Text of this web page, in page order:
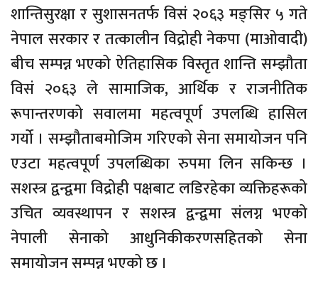
शान्तिसुरक्षा र सुशासनतर्फ विसं २०६३ मङ्सिर ५ गते
नेपाल सरकार र तत्कालीन विद्रोही नेकपा (माओवादी)
बीच सम्पन्न भएको ऐतिहासिक विस्तृत शान्ति सम्झौता
विसं २०६३ ले सामाजिक, आर्थिक र राजनीतिक
रूपान्तरणको सवालमा महत्वपूर्ण उपलब्धि हासिल
गर्यो । सम्झौताबमोजिम गरिएको सेना समायोजन पनि
एउटा महत्वपूर्ण उपलब्धिका रुपमा लिन सकिन्छ ।
सशस्त्र द्वन्द्वमा विद्रोही पक्षबाट लडिरहेका व्यक्तिहरूको
उचित व्यवस्थापन र सशस्त्र द्वन्द्वमा संलग्न भएको
नेपाली सेनाको आधुनिकीकरणसहितको सेना
समायोजन सम्पन्न भएको छ ।